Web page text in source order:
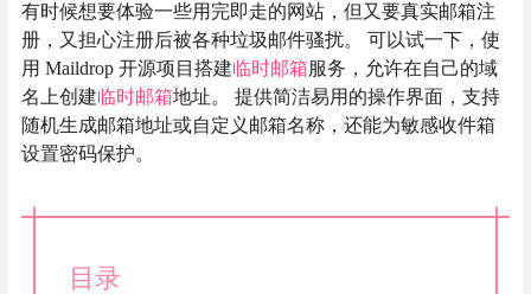
有时候想要体验一些用完即走的网站，但又要真实邮箱注
册，又担心注册后被各种垃圾邮件骚扰。 可以试一下，使
用 Maildrop 开源项目搭建临时邮箱服务，允许在自己的域
名上创建临时邮箱地址。 提供简洁易用的操作界面，支持
随机生成邮箱地址或自定义邮箱名称，还能为敏感收件箱
设置密码保护。
目录